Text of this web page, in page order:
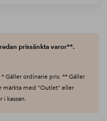
prissänkta varor**.
Gäller ordinarie pris. ** Gäller
märkta med "Outlet" eller
kassan.